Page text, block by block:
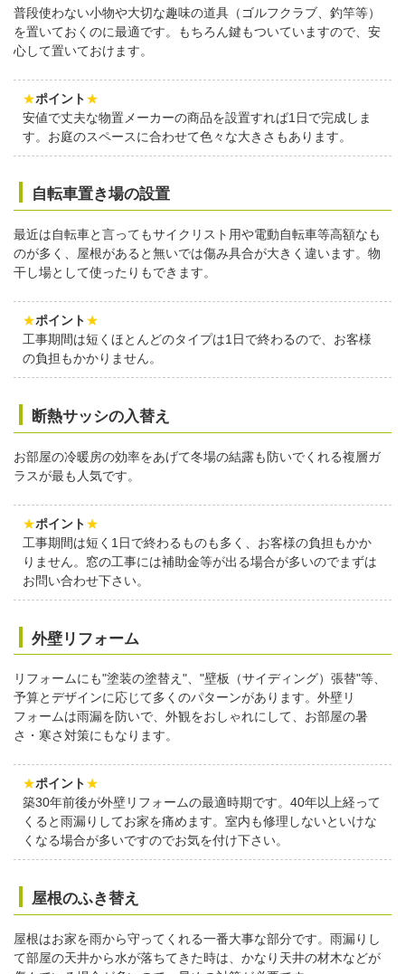
普段使わない小物や大切な趣味の道具（ゴルフクラブ、釣竿等）
を置いておくのに最適です。もちろん鍵もついていますので、安
心して置いておけます。
★ポイント★
安値で丈夫な物置メーカーの商品を設置すれば1日で完成しま
す。お庭のスペースに合わせて色々な大きさもあります。
自転車置き場の設置
最近は自転車と言ってもサイクリスト用や電動自転車等高額なも
のが多く、屋根があると無いでは傷み具合が大きく違います。物
干し場として使ったりもできます。
★ポイント★
工事期間は短くほとんどのタイプは1日で終わるので、お客様
の負担もかかりません。
断熱サッシの入替え
お部屋の冷暖房の効率をあげて冬場の結露も防いでくれる複層ガ
ラスが最も人気です。
★ポイント★
工事期間は短く1日で終わるものも多く、お客様の負担もかか
りません。窓の工事には補助金等が出る場合が多いのでまずは
お問い合わせ下さい。
外壁リフォーム
リフォームにも"塗装の塗替え"、"壁板（サイディング）張替"等、
予算とデザインに応じて多くのパターンがあります。外壁リ
フォームは雨漏を防いで、外観をおしゃれにして、お部屋の暑
さ・寒さ対策にもなります。
★ポイント★
築30年前後が外壁リフォームの最適時期です。40年以上経って
くると雨漏りしてお家を痛めます。室内も修理しないといけな
くなる場合が多いですのでお気を付け下さい。
屋根のふき替え
屋根はお家を雨から守ってくれる一番大事な部分です。雨漏りし
て部屋の天井から水が落ちてきた時は、かなり天井の材木などが